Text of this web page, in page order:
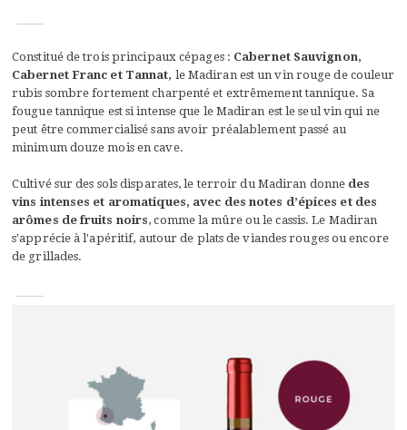
Constitué de trois principaux cépages : Cabernet Sauvignon,
Cabernet Franc et Tannat, le Madiran est un vin rouge de couleur
rubis sombre fortement charpenté et extrêmement tannique. Sa
fougue tannique est si intense que le Madiran est le seul vin qui ne
peut être commercialisé sans avoir préalablement passé au
minimum douze mois en cave.
Cultivé sur des sols disparates, le terroir du Madiran donne des
vins intenses et aromatiques, avec des notes d’épices et des
arômes de fruits noirs, comme la mûre ou le cassis. Le Madiran
s'apprécie à l'apéritif, autour de plats de viandes rouges ou encore
de grillades.